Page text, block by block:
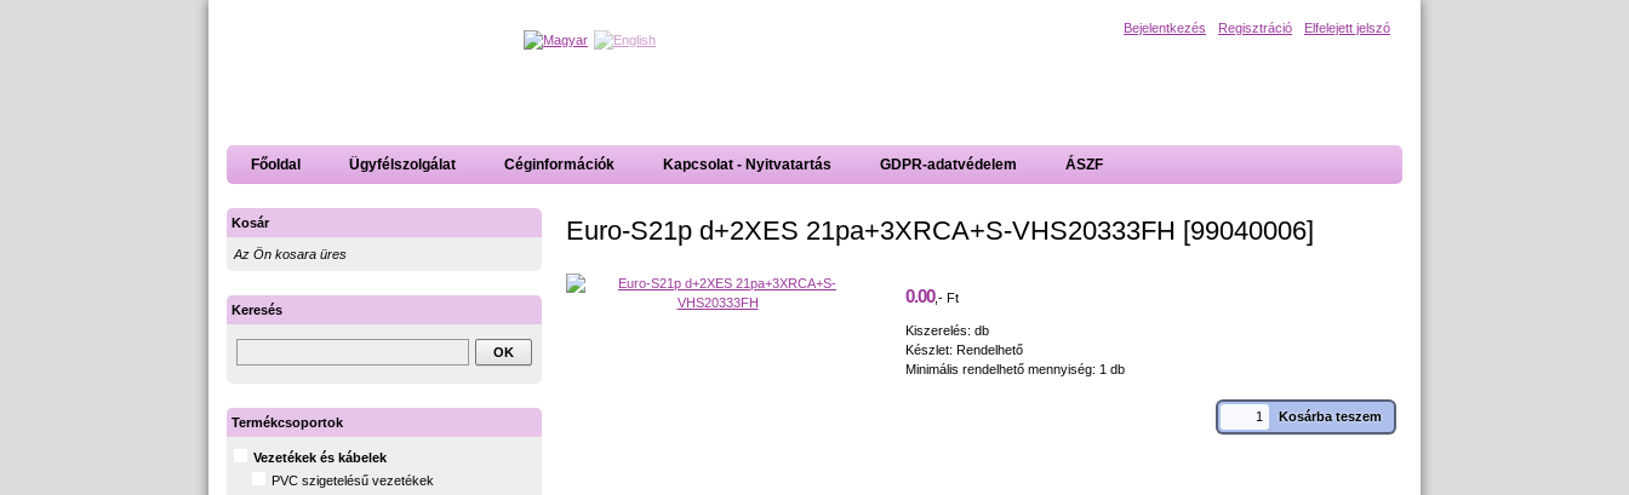
Bejelentkezés Regisztráció Elfelejett jelszó
Főoldal Ügyfélszolgálat Céginformációk Kapcsolat - Nyitvatartás GDPR-adatvédelem ÁSZF
Euro-S21p d+2XES 21pa+3XRCA+S-VHS20333FH [99040006]
0.00,- Ft
Kiszerelés: db
Készlet: Rendelhető
Minimális rendelhető mennyiség: 1 db
Kosár
Az Ön kosara üres
Keresés
Termékcsoportok
Vezetékek és kábelek
PVC szigetelésű vezetékek